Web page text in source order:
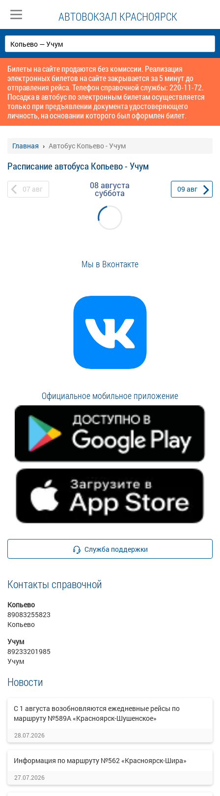
АВТОВОКЗАЛ КРАСНОЯРСК
Билеты на сайте продаются без комиссии. Реализация
электронных билетов на сайте закрывается за 5 минут до
отправления рейса. Телефон справочной службы: 220-11-72.
Посадка в автобус по электронным билетам осуществляется
только при предъявлении документа удостоверяющего
личность, на основании которого был оформлен билет.
Главная Автобус Копьево - Учум
Расписание автобуса Копьево - Учум
07 авг 08 августа
суббота 09 авг
Мы в Вконтакте
Официальное мобильное приложение
Служба поддержки
Контакты справочной
Копьево
89083255823
Копьево
Учум
89233201985
Учум
Новости
С 1 августа возобновляются ежедневные рейсы по
маршруту №589А «Красноярск-Шушенское»
28.07.2026
Информация по маршруту №562 «Красноярск-Шира»
27.07.2026